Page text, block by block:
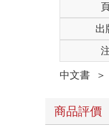
出
中文書 ＞
商品評價